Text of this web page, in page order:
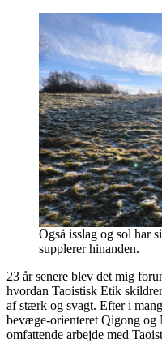
Også isslag og sol har
supplerer hinanden.
23 år senere blev det mig
hvordan Taoistisk Etik
af stærk og svagt. Efter i
bevæge-orienteret Qigong og
omfattende arbejde med